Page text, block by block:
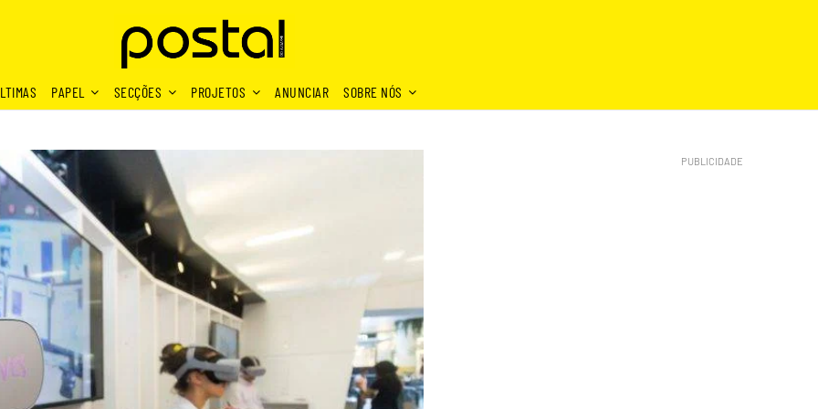
PAPEL SECÇÕES PROJETOS ANUNCIAR SOBRE NÓS